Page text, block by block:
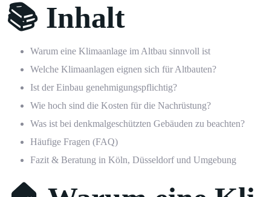
📚 Inhalt
Warum eine Klimaanlage im Altbau sinnvoll ist
Welche Klimaanlagen eignen sich für Altbauten?
Ist der Einbau genehmigungspflichtig?
Wie hoch sind die Kosten für die Nachrüstung?
Was ist bei denkmalgeschützten Gebäuden zu beachten?
Häufige Fragen (FAQ)
Fazit & Beratung in Köln, Düsseldorf und Umgebung